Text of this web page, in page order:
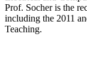
Prof. Socher is the
including the 2011
Teaching.